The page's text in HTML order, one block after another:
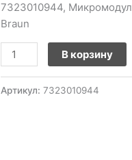
7323010944,
Braun
В корзину
Артикул: 7323010944